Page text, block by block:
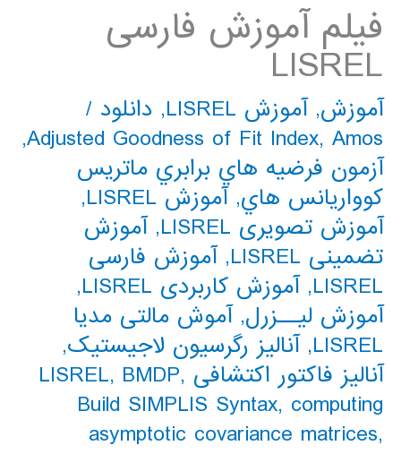
فیلم آموزش فارسی
LISREL
آموزش,آموزش LISREL , دانلود /
Adjusted Goodness of Fit Index, Amos
,
آزمون فرضیه هاي برابري ماتریس
کوواریانس هاي,آموزش LISREL
,
آموزش تصویری LISREL
,آموزش
تضمینی LISREL
,آموزش فارسی
LISREL
,آموزش کاربردی LISREL
,
آموزش لیــزرل,آموش مالتی مدیا
LISREL
,آنالیز رگرسیون لاجیستیک,
آنالیز فاکتور اکتشافی LISREL
, BMDP,
Build SIMPLIS Syntax, computing
asymptotic covariance matrices,